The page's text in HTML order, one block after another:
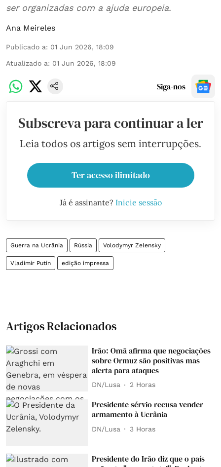
ser organizadas com a ajuda europeia.
Ana Meireles
Publicado a: 01 Jun 2026, 18:09
Atualizado a: 01 Jun 2026, 18:09
Siga-nos
Subscreva para continuar a ler
Leia todos os artigos sem interrupções.
Ter acesso ilimitado
Já é assinante? Inicie sessão
Guerra na Ucrânia Rússia Volodymyr Zelensky
Vladimir Putin edição impressa
Artigos Relacionados
Irão: Omã afirma que negociações
sobre Ormuz são positivas mas
alerta para ataques
DN/Lusa 2 Horas
Presidente sérvio recusa vender
armamento à Ucrânia
DN/Lusa 3 Horas
Presidente do Irão diz que o país